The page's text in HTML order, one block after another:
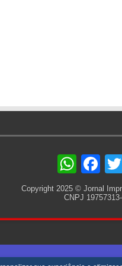
Copyright 2025 © Jornal
CNPJ